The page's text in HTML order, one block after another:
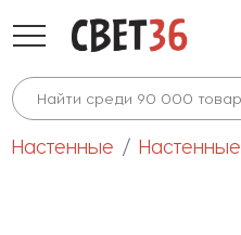
Настенные Настенные